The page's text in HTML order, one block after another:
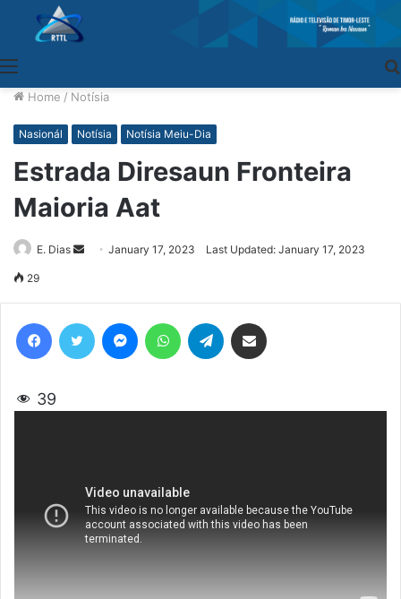
Home / Notísia
Nasionál Notísia Notísia Meiu-Dia
Estrada Diresaun Fronteira
Maioria Aat
E. Dias
SendJanuary 17, 2023 Last Updated: January 17, 2023
29
39